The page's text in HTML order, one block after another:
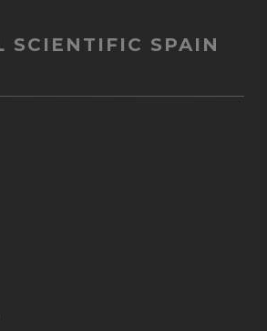
SCIENTIFIC SPAIN